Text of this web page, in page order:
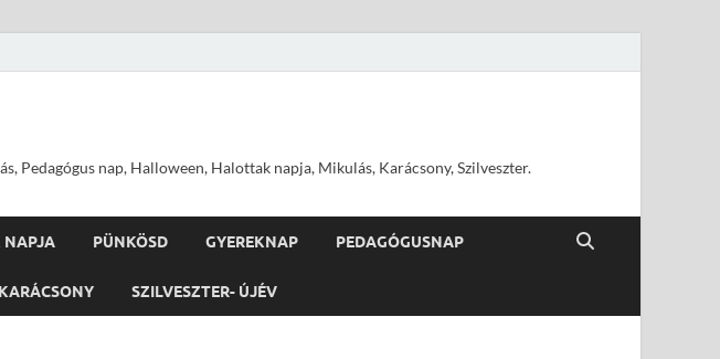
Pedagógus nap, Halloween, Halottak napja, Mikulás, Karácsony, Szilveszter.
NAPJA PÜNKÖSD GYEREKNAP PEDAGÓGUSNAP
KARÁCSONY SZILVESZTER- ÚJÉV